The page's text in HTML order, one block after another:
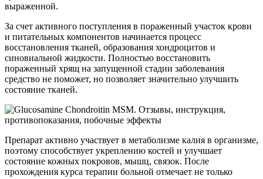
выраженной.
За счет активного поступления в пораженный участок крови
и питательных компонентов начинается процесс
восстановления тканей, образования хондроцитов и
синовиальной жидкости. Полностью восстановить
пораженный хрящ на запущенной стадии заболевания
средство не поможет, но позволяет значительно улучшить
состояние тканей.
Препарат активно участвует в метаболизме калия в организме,
поэтому способствует укреплению костей и улучшает
состояние кожных покровов, мышц, связок. После
прохождения курса терапии больной отмечает не только